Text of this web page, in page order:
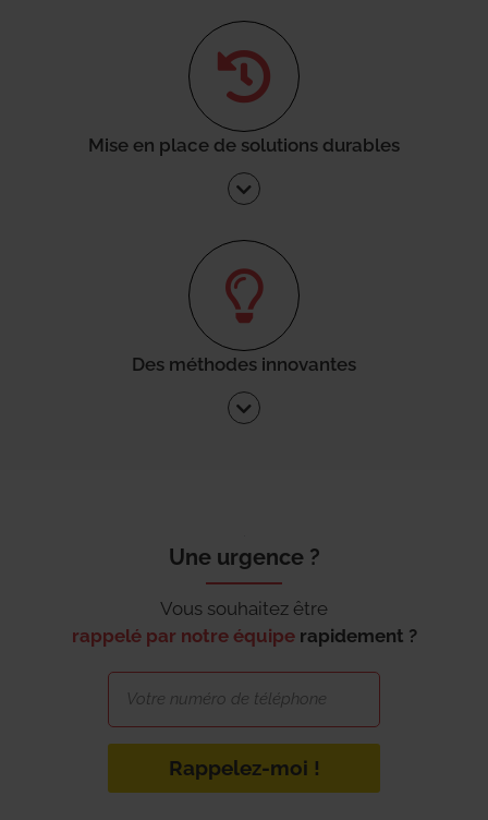
Mise en place de solutions durables
Des méthodes innovantes
Une urgence ?
Vous souhaitez être
rappelé par notre équipe rapidement ?
Rappelez-moi !